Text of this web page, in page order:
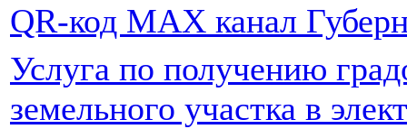
QR-код MAX канал
Услуга по получению
земельного участка в